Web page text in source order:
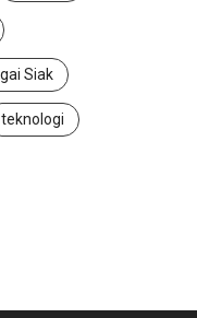
Siak
teknologi